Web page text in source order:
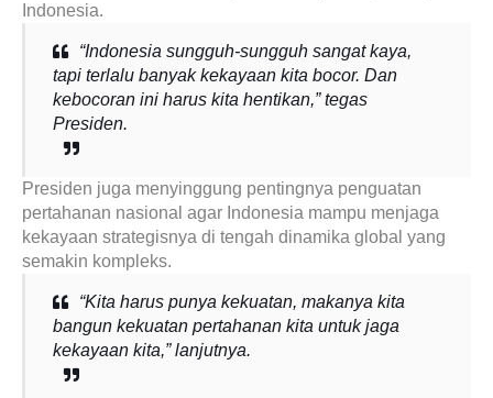
Indonesia.
“Indonesia sungguh-sungguh sangat kaya,
tapi terlalu banyak kekayaan kita bocor. Dan
kebocoran ini harus kita hentikan,” tegas
Presiden.
Presiden juga menyinggung pentingnya penguatan
pertahanan nasional agar Indonesia mampu menjaga
kekayaan strategisnya di tengah dinamika global yang
semakin kompleks.
“Kita harus punya kekuatan, makanya kita
bangun kekuatan pertahanan kita untuk jaga
kekayaan kita,” lanjutnya.